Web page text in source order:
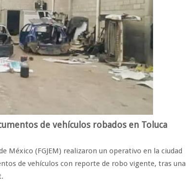
de vehículos robados en Toluca
México (FGJEM) realizaron un operativo en la ciudad
de vehículos con reporte de robo vigente, tras una